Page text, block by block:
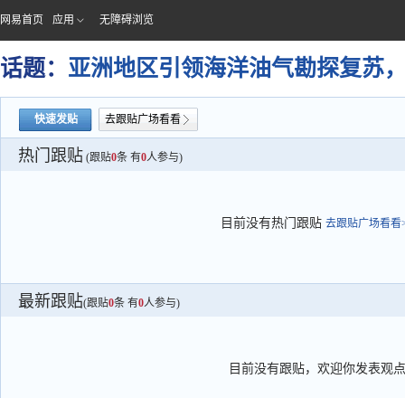
网易首页 应用 无障碍浏览
话题： 亚洲地区引领海洋油气勘探复苏
快速发贴 去跟贴广场看看
热门跟贴 (跟贴0条 有0人参与)
目前没有热门跟贴 去跟贴广场看看
最新跟贴(跟贴0条 有0人参与)
目前没有跟贴，欢迎你发表观点